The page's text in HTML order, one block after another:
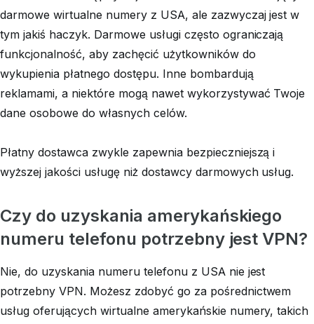
darmowe wirtualne numery z USA, ale zazwyczaj jest w
tym jakiś haczyk. Darmowe usługi często ograniczają
funkcjonalność, aby zachęcić użytkowników do
wykupienia płatnego dostępu. Inne bombardują
reklamami, a niektóre mogą nawet wykorzystywać Twoje
dane osobowe do własnych celów.
Płatny dostawca zwykle zapewnia bezpieczniejszą i
wyższej jakości usługę niż dostawcy darmowych usług.
Czy do uzyskania amerykańskiego
numeru telefonu potrzebny jest VPN?
Nie, do uzyskania numeru telefonu z USA nie jest
potrzebny VPN. Możesz zdobyć go za pośrednictwem
usług oferujących wirtualne amerykańskie numery, takich